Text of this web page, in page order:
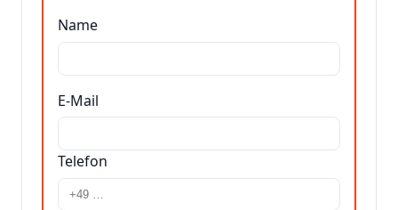
Name
E-Mail
Telefon